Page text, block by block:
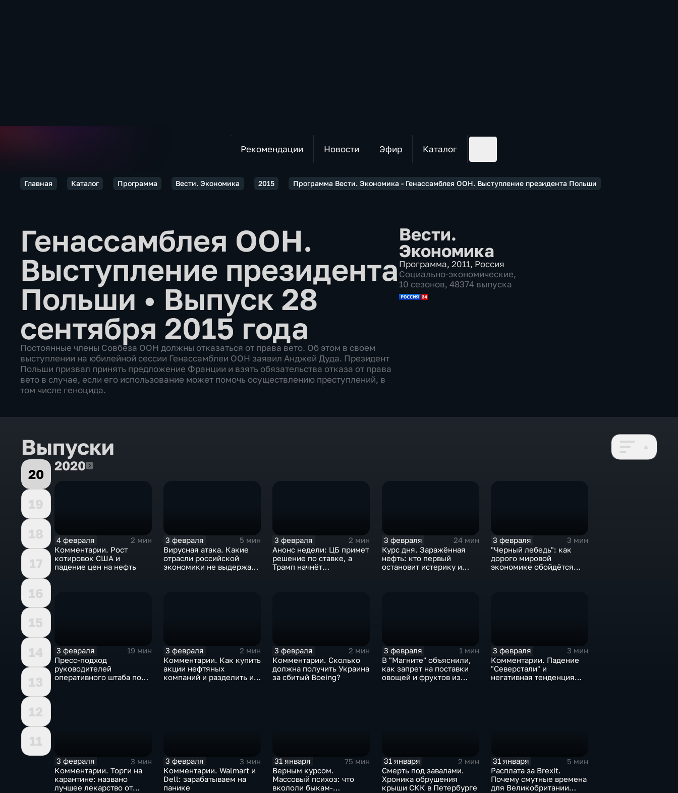
Рекомендации Новости Эфир Каталог
Главная Каталог Программа Вести. Экономика 2015 Программа Вести. Экономика - Генассамблея ООН. Выступление президента Польши
Генассамблея ООН.
Выступление президента
Польши • Выпуск 28
сентября 2015 года
Постоянные члены Совбеза ООН должны отказаться от права вето. Об этом в своем
выступлении на юбилейной сессии Генассамблеи ООН заявил Анджей Дуда. Президент
Польши призвал принять предложение Франции и взять обязательства отказа от права
вето в случае, если его использование может помочь осуществлению преступлений, в
том числе геноцида.
Вести.
Экономика
Программа, 2011, Россия
Социально-экономические,
10 сезонов, 48374 выпуска
Выпуски
20
19
18
17
16
15
14
13
12
11
20202020
4 февраля
2 мин
Комментарии. Рост
котировок США и
падение цен на нефть
3 февраля
5 мин
Вирусная атака. Какие
отрасли российской
экономики не выдержат
3 февраля
2 мин
Анонс недели: ЦБ примет
решение по ставке, а
Трамп начнёт
3 февраля
24 мин
Курс дня. Заражённая
нефть: кто первый
остановит истерику и
3 февраля
3 мин
"Черный лебедь": как
дорого мировой
экономике обойдётся
3 февраля
19 мин
Пресс-подход
руководителей
оперативного штаба по
3 февраля
2 мин
Комментарии. Как купить
акции нефтяных
компаний и разделить их
3 февраля
2 мин
Комментарии. Сколько
должна получить Украина
за сбитый Boeing?
3 февраля
1 мин
В "Магните" объяснили,
как запрет на поставки
овощей и фруктов из
3 февраля
3 мин
Комментарии. Падение
"Северстали" и
негативная тенденция
3 февраля
3 мин
Комментарии. Торги на
карантине: названо
лучшее лекарство от
3 февраля
3 мин
Комментарии. Walmart и
Dell: зарабатываем на
панике
31 января
75 мин
Верным курсом.
Массовый психоз: что
вкололи быкам-
31 января
2 мин
Смерть под завалами.
Хроника обрушения
крыши СКК в Петербурге
31 января
5 мин
Расплата за Brexit.
Почему смутные времена
для Великобритании